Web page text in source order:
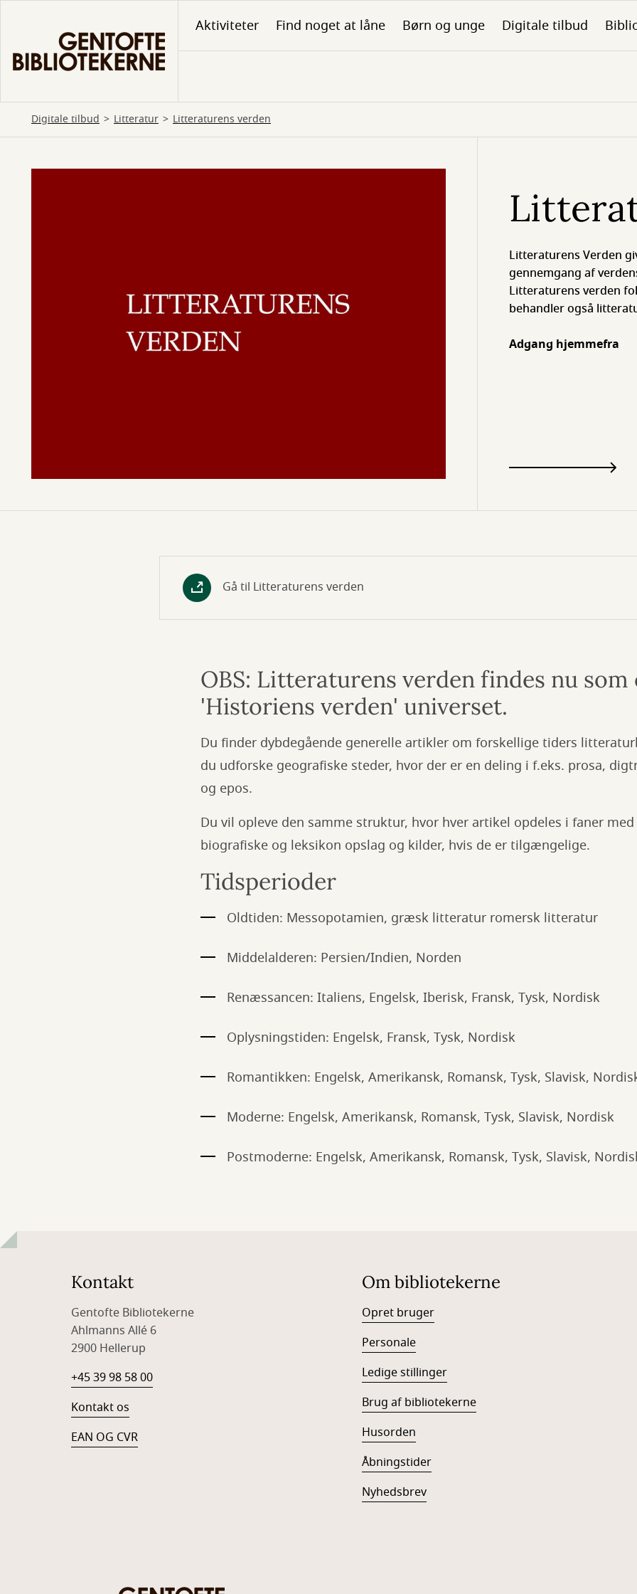
hovedindhold
Aktiviteter Find noget at låne Børn og unge Digitale tilbud
Digitale tilbud Litteratur Litteraturens verden
Lit­te­ra­turens Verden
gennem­gang af
Litteraturens verden
behandler også
Adgang hjemmefra
Gå til Litteraturens verden
OBS: Litteraturens verden findes nu som
'Historiens verden' universet.
Du finder dybdegående generelle artikler om forskellige tiders
du udforske geografiske steder, hvor der er en deling i f.eks. prosa,
og epos.
Du vil opleve den samme struktur, hvor hver artikel opdeles i faner
biografiske og leksikon opslag og kilder, hvis de er tilgængelige.
Tidsperioder
Oldtiden: Messopotamien, græsk litteratur romersk litteratur
Middelalderen: Persien/Indien, Norden
Renæssancen: Italiens, Engelsk, Iberisk, Fransk, Tysk, Nordisk
Oplysningstiden: Engelsk, Fransk, Tysk, Nordisk
Romantikken: Engelsk, Amerikansk, Romansk, Tysk, Slavisk,
Moderne: Engelsk, Amerikansk, Romansk, Tysk, Slavisk, Nordisk
Postmoderne: Engelsk, Amerikansk, Romansk, Tysk, Slavisk,
Kontakt
Gentofte Bibliotekerne
Ahlmanns Allé 6
2900 Hellerup
+45 39 98 58 00
Kontakt os
EAN OG CVR
Om bibliotekerne
Opret bruger
Personale
Ledige stillinger
Brug af bibliotekerne
Husorden
Åbningstider
Nyhedsbrev